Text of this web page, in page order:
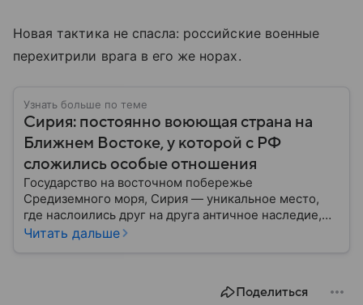
Новая тактика не спасла: российские военные
перехитрили врага в его же норах.
Узнать больше по теме
Сирия: постоянно воюющая страна на
Ближнем Востоке, у которой с РФ
сложились особые отношения
Государство на восточном побережье
Средиземного моря, Сирия — уникальное место,
где наслоились друг на друга античное наследие,
османская история и современная
Читать дальше
Поделиться